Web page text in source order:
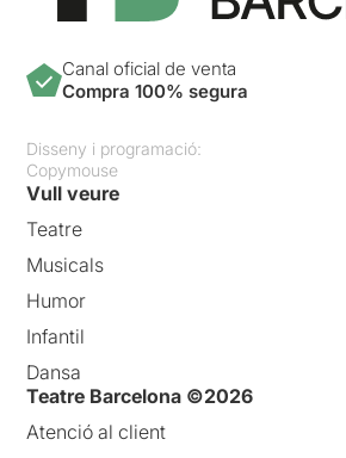
Canal oficial de venta
Compra 100% segura
Disseny i programació:
Copymouse
Vull veure
Teatre
Musicals
Humor
Infantil
Dansa
Teatre Barcelona ©2026
Atenció al client